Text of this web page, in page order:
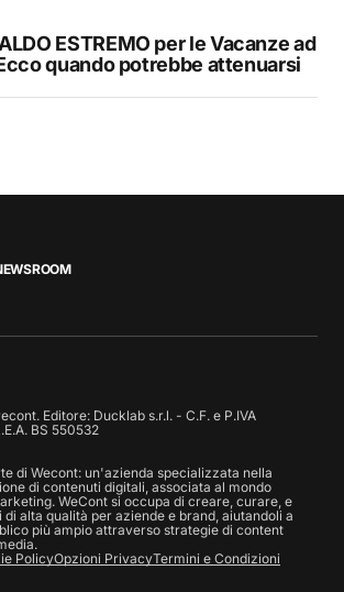
ESTREMO per le Vacanze ad
quando potrebbe attenuarsi
Editore: Ducklab s.r.l. - C.F. e P.IVA
BS 550532
di Wecont: un'azienda specializzata nella
di contenuti digitali, associata al mondo
WeCont si occupa di creare, curare, e
alta qualità per aziende e brand, aiutandoli a
più ampio attraverso strategie di content
PolicyOpzioni PrivacyTermini e Condizioni